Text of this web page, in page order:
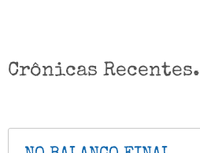
Crônicas Recentes.